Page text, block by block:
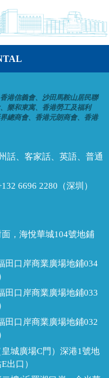
港信義會、沙田馬鞍山居民聯
樂和東寓、香港勞工及福利
總商會、香港元朗商會、香港
話、客家話、英語、普通
6696 2280（深圳）
，海悅華城104號地鋪
田口岸商業廣場地鋪034
田口岸商業廣場地鋪033
田口岸商業廣場地鋪032
城廣場C門）深港1號地
出口）